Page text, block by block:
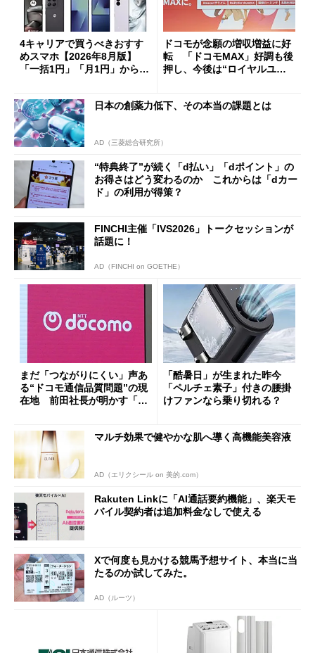
4キャリアで買うべきおすす
めスマホ【2026年8月版】
「一括1円」「月1円」からお
ドコモが念願の増収増益に好
転 「ドコモMAX」好調も後
押し、今後は“ロイヤルユー
日本の創薬力低下、その本当の課題とは
AD（三菱総合研究所）
“特典終了”が続く「d払い」「dポイント」の
お得さはどう変わるのか これからは「dカー
ド」の利用が得策？
FINCHI主催「IVS2026」トークセッションが
話題に！
AD（FINCHI on GOETHE）
まだ「つながりにくい」声あ
る“ドコモ通信品質問題”の現
在地 前田社長が明かす「道
「酷暑日」が生まれた昨今
「ペルチェ素子」付きの腰掛
けファンなら乗り切れる？
マルチ効果で健やかな肌へ導く高機能美容液
AD（エリクシール on 美的.com）
Rakuten Linkに「AI通話要約機能」、楽天モ
バイル契約者は追加料金なしで使える
Xで何度も見かける競馬予想サイト、本当に当
たるのか試してみた。
AD（ルーツ）